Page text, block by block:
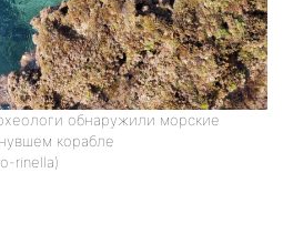
обнаружили морские
корабле
rinella)